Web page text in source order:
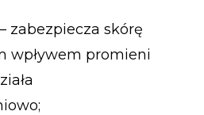
zabezpiecza skórę
wpływem promieni